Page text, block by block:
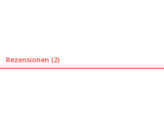
Rezensionen (2)